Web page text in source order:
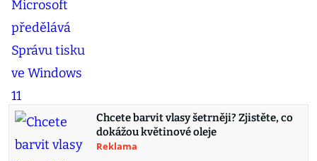
Chcete barvit vlasy šetrněji? Zjistěte, co
dokážou květinové oleje
Reklama